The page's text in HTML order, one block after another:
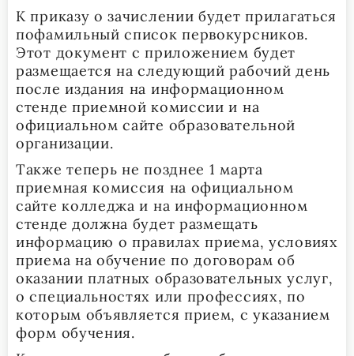
К приказу о зачислении будет прилагаться
пофамильный список первокурсников.
Этот документ с приложением будет
размещается на следующий рабочий день
после издания на информационном
стенде приемной комиссии и на
официальном сайте образовательной
организации.
Также теперь не позднее 1 марта
приемная комиссия на официальном
сайте колледжа и на информационном
стенде должна будет размещать
информацию о правилах приема, условиях
приема на обучение по договорам об
оказании платных образовательных услуг,
о специальностях или профессиях, по
которым объявляется прием, с указанием
форм обучения.